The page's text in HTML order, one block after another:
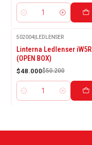
Cantidad
-4%
OFF
502004| LEDLENSER
Linterna Ledlenser iW5R
(OPEN BOX)
$48.000$50.200
Cantidad